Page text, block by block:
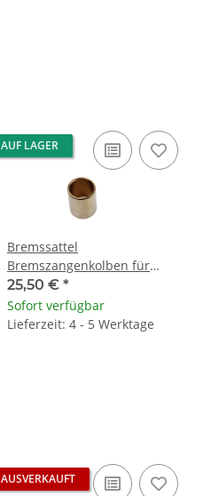
AUF LAGER
Bremssattel
Bremszangenkolben für
Honda CB CBR 1100 CBF
1000 GL 1800 VTX 1800
25,50 € *
Sofort verfügbar
Lieferzeit: 4 - 5 Werktage
AUSVERKAUFT